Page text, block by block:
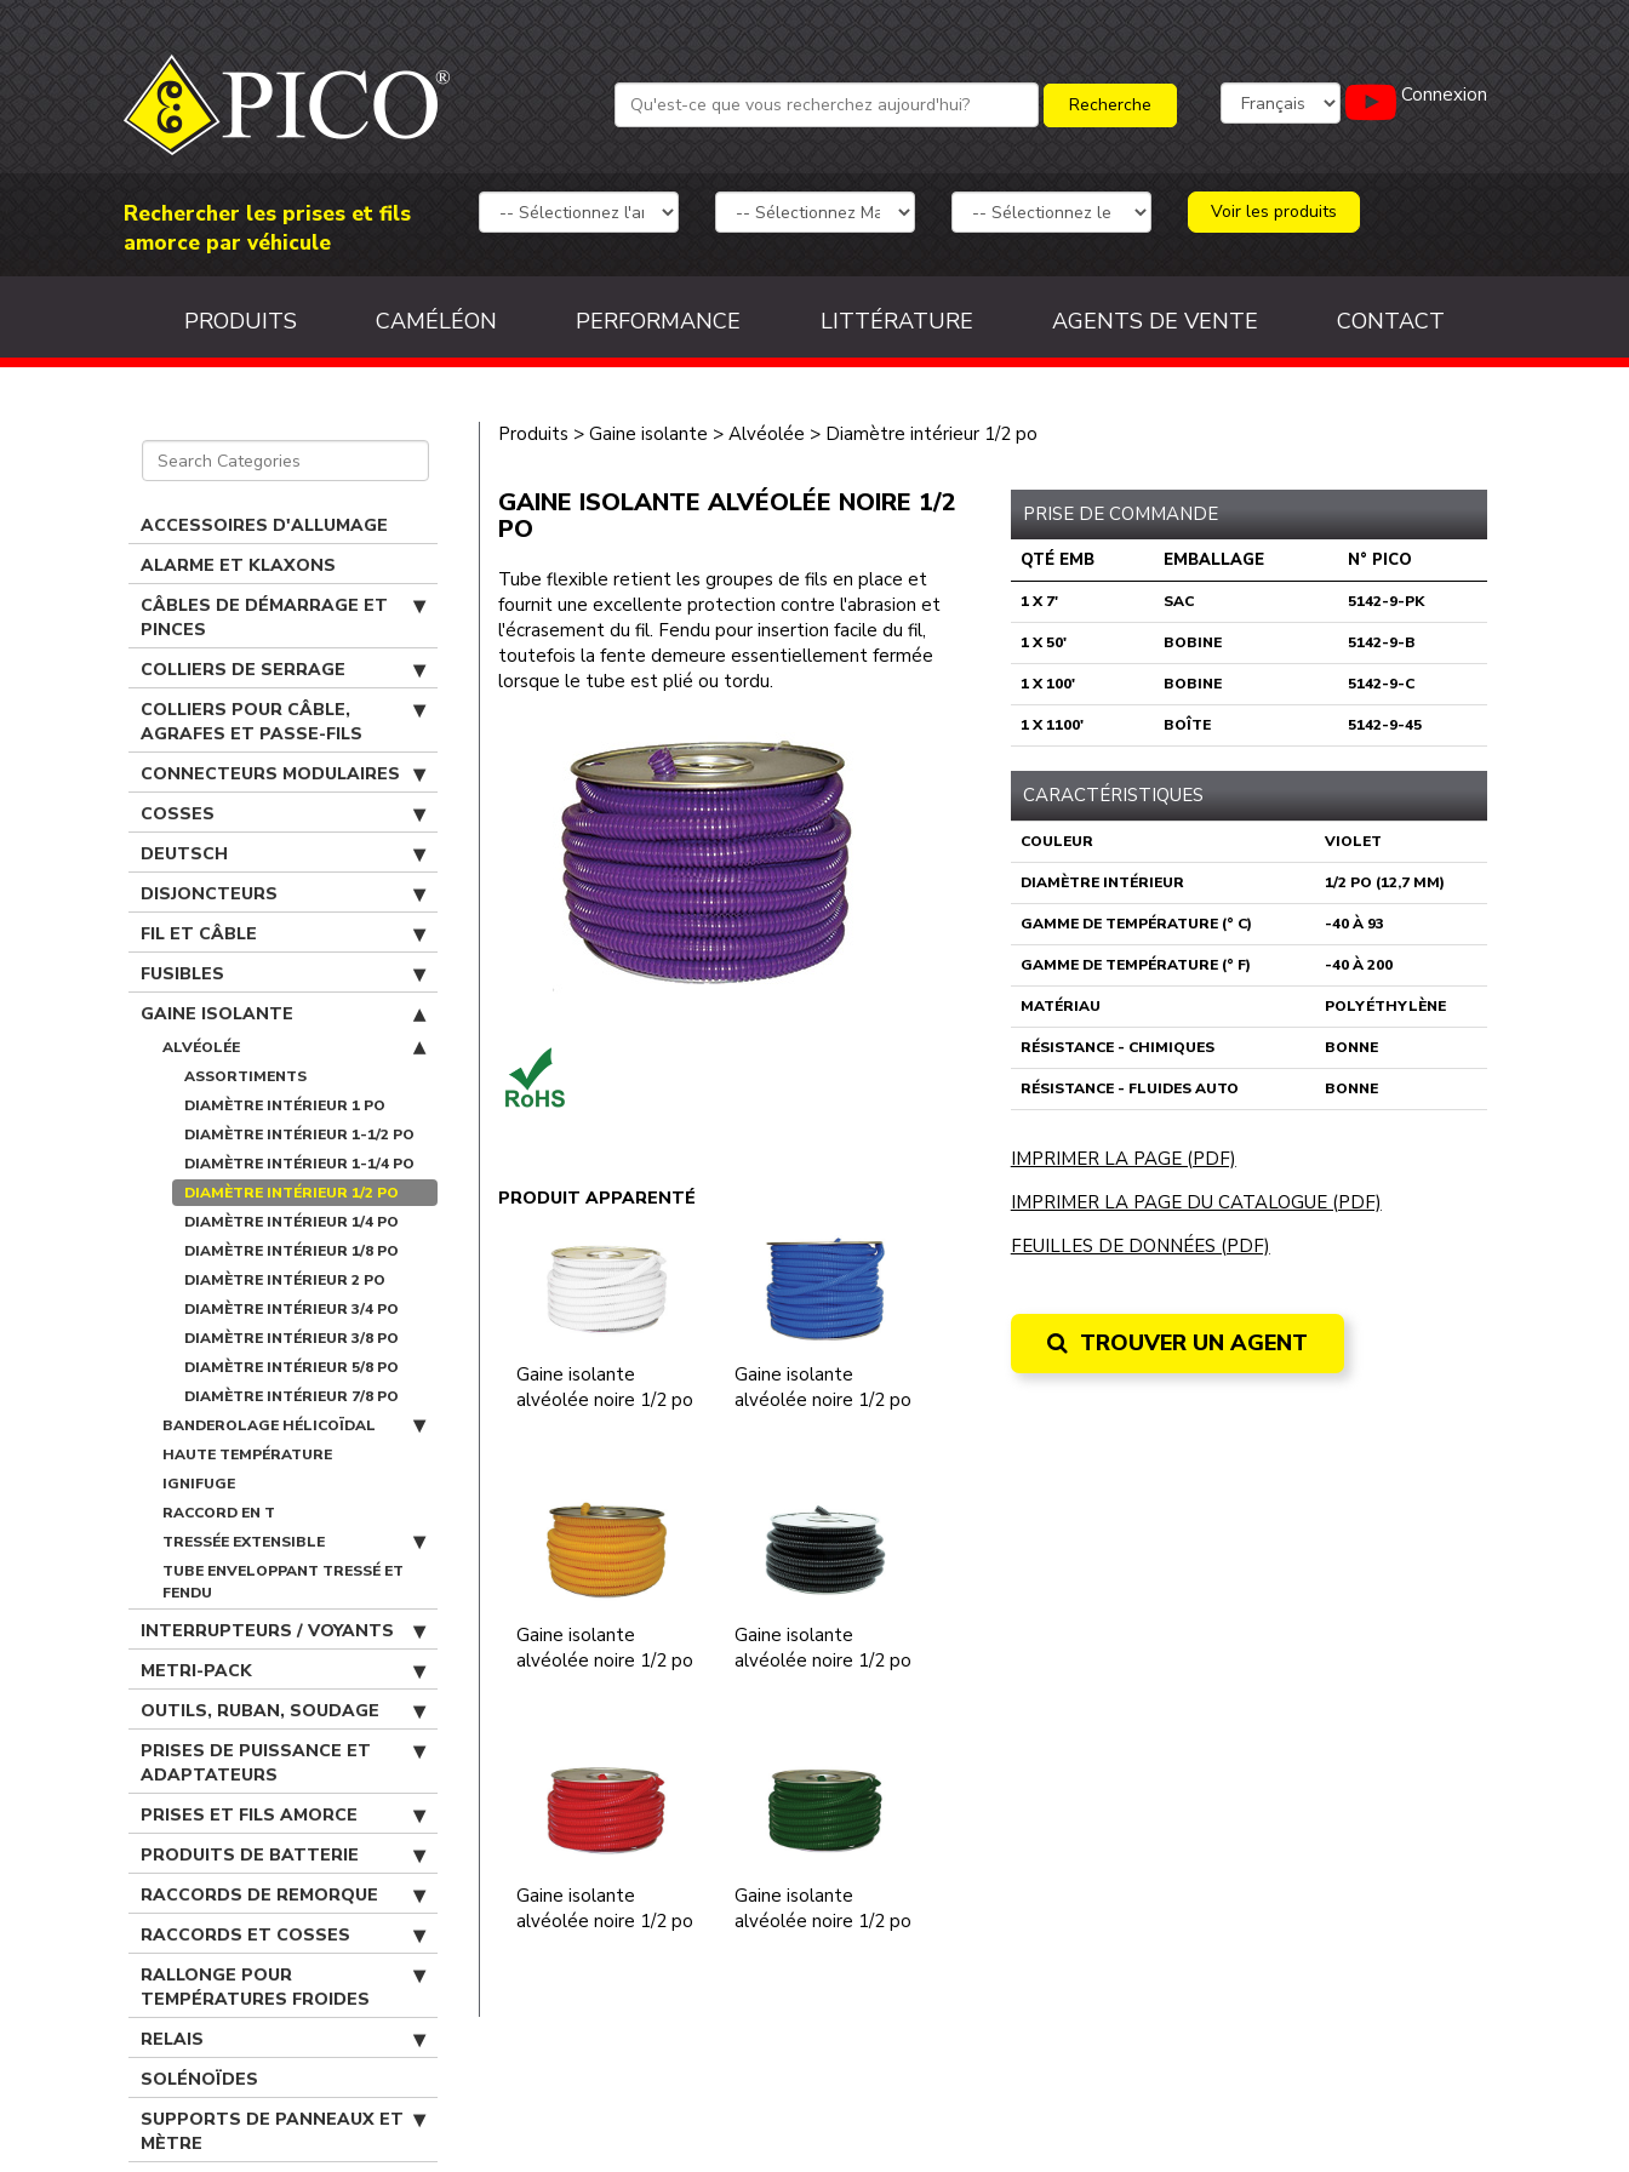
Connexion
Rechercher les prises et fils
amorce par véhicule
Voir les produits
PRODUITS CAMÉLÉON PERFORMANCE LITTÉRATURE AGENTS DE VENTE CONTACT
ACCESSOIRES D'ALLUMAGE
ALARME ET KLAXONS
CÂBLES DE DÉMARRAGE ET
PINCES
COLLIERS DE SERRAGE
COLLIERS POUR CÂBLE,
AGRAFES ET PASSE-FILS
CONNECTEURS MODULAIRES
COSSES
DEUTSCH
DISJONCTEURS
FIL ET CÂBLE
FUSIBLES
GAINE ISOLANTE
ALVÉOLÉE
ASSORTIMENTS
DIAMÈTRE INTÉRIEUR 1 PO
DIAMÈTRE INTÉRIEUR 1-1/2 PO
DIAMÈTRE INTÉRIEUR 1-1/4 PO
DIAMÈTRE INTÉRIEUR 1/2 PO
DIAMÈTRE INTÉRIEUR 1/4 PO
DIAMÈTRE INTÉRIEUR 1/8 PO
DIAMÈTRE INTÉRIEUR 2 PO
DIAMÈTRE INTÉRIEUR 3/4 PO
DIAMÈTRE INTÉRIEUR 3/8 PO
DIAMÈTRE INTÉRIEUR 5/8 PO
DIAMÈTRE INTÉRIEUR 7/8 PO
BANDEROLAGE HÉLICOÏDAL
HAUTE TEMPÉRATURE
IGNIFUGE
RACCORD EN T
TRESSÉE EXTENSIBLE
TUBE ENVELOPPANT TRESSÉ ET
FENDU
INTERRUPTEURS / VOYANTS
METRI-PACK
OUTILS, RUBAN, SOUDAGE
PRISES DE PUISSANCE ET
ADAPTATEURS
PRISES ET FILS AMORCE
PRODUITS DE BATTERIE
RACCORDS DE REMORQUE
RACCORDS ET COSSES
RALLONGE POUR
TEMPÉRATURES FROIDES
RELAIS
SOLÉNOÏDES
SUPPORTS DE PANNEAUX ET
MÈTRE
Produits > Gaine isolante > Alvéolée > Diamètre intérieur 1/2 po
GAINE ISOLANTE ALVÉOLÉE NOIRE 1/2
PO
Tube flexible retient les groupes de fils en place et
fournit une excellente protection contre l'abrasion et
l'écrasement du fil. Fendu pour insertion facile du fil,
toutefois la fente demeure essentiellement fermée
lorsque le tube est plié ou tordu.
PRODUIT APPARENTÉ
Gaine isolante
alvéolée noire 1/2 po
Gaine isolante
alvéolée noire 1/2 po
Gaine isolante
alvéolée noire 1/2 po
Gaine isolante
alvéolée noire 1/2 po
Gaine isolante
alvéolée noire 1/2 po
Gaine isolante
alvéolée noire 1/2 po
PRISE DE COMMANDE
QTÉ EMB EMBALLAGE N° PICO
1 X 7' SAC 5142-9-PK
1 X 50' BOBINE 5142-9-B
1 X 100' BOBINE 5142-9-C
1 X 1100' BOÎTE 5142-9-45
CARACTÉRISTIQUES
COULEUR VIOLET
DIAMÈTRE INTÉRIEUR 1/2 PO (12,7 MM)
GAMME DE TEMPÉRATURE (° C) -40 À 93
GAMME DE TEMPÉRATURE (° F) -40 À 200
MATÉRIAU POLYÉTHYLÈNE
RÉSISTANCE - CHIMIQUES BONNE
RÉSISTANCE - FLUIDES AUTO BONNE
IMPRIMER LA PAGE (PDF)
IMPRIMER LA PAGE DU CATALOGUE (PDF)
FEUILLES DE DONNÉES (PDF)
TROUVER UN AGENT